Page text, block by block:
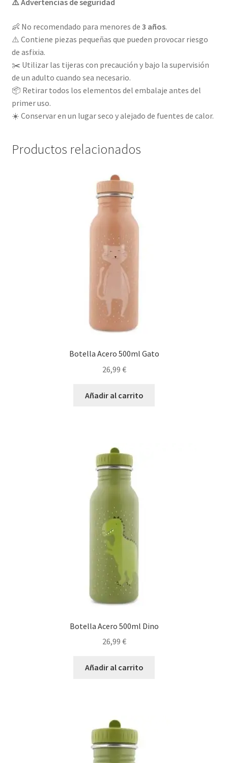
⚠️ Advertencias de seguridad
👶 No recomendado para menores de 3 años.
⚠️ Contiene piezas pequeñas que pueden provocar riesgo
de asfixia.
✂️ Utilizar las tijeras con precaución y bajo la supervisión
de un adulto cuando sea necesario.
📦 Retirar todos los elementos del embalaje antes del
primer uso.
☀️ Conservar en un lugar seco y alejado de fuentes de calor.
Productos relacionados
Botella Acero 500ml Gato
26,99 €
Añadir al carrito
Botella Acero 500ml Dino
26,99 €
Añadir al carrito